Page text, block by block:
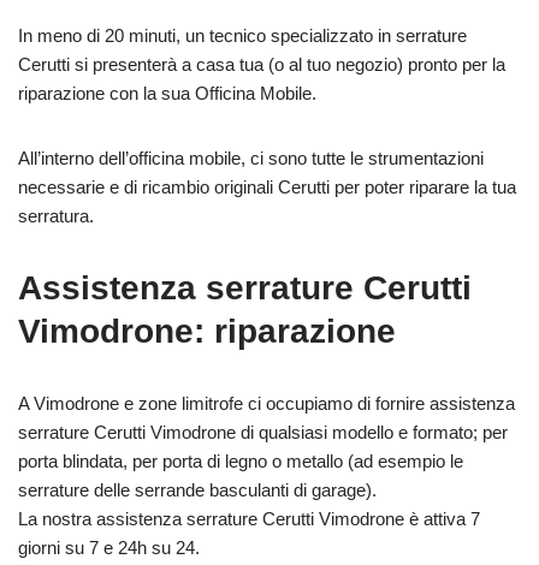
In meno di 20 minuti, un tecnico specializzato in serrature
Cerutti si presenterà a casa tua (o al tuo negozio) pronto per la
riparazione con la sua Officina Mobile.
All’interno dell’officina mobile, ci sono tutte le strumentazioni
necessarie e di ricambio originali Cerutti per poter riparare la tua
serratura.
Assistenza serrature Cerutti
Vimodrone: riparazione
A Vimodrone e zone limitrofe ci occupiamo di fornire assistenza
serrature Cerutti Vimodrone di qualsiasi modello e formato; per
porta blindata, per porta di legno o metallo (ad esempio le
serrature delle serrande basculanti di garage).
La nostra assistenza serrature Cerutti Vimodrone è attiva 7
giorni su 7 e 24h su 24.